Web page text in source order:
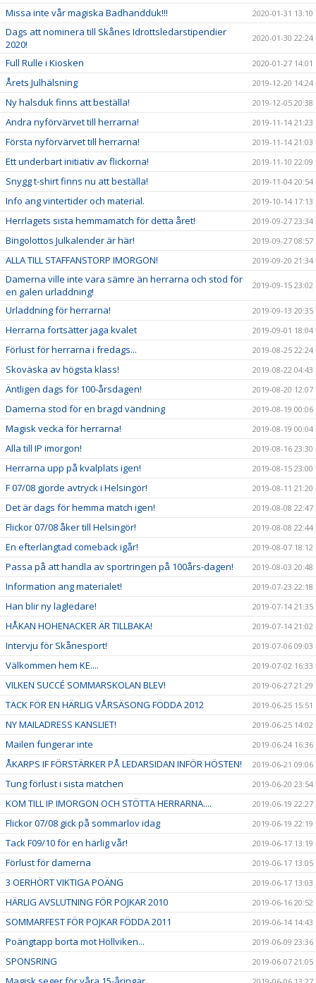
Missa inte vår magiska Badhandduk!!! 2020-01-31 13:10
Dags att nominera till Skånes Idrottsledarstipendier
2020!
2020-01-30 22:24
Full Rulle i Kiosken 2020-01-27 14:01
Årets Julhälsning 2019-12-20 14:24
Ny halsduk finns att beställa! 2019-12-05 20:38
Andra nyförvärvet till herrarna! 2019-11-14 21:23
Första nyförvärvet till herrarna! 2019-11-14 21:03
Ett underbart initiativ av flickorna! 2019-11-10 22:09
Snygg t-shirt finns nu att beställa! 2019-11-04 20:54
Info ang vintertider och material. 2019-10-14 17:13
Herrlagets sista hemmamatch för detta året! 2019-09-27 23:34
Bingolottos Julkalender är här! 2019-09-27 08:57
ALLA TILL STAFFANSTORP IMORGON! 2019-09-20 21:34
Damerna ville inte vara sämre än herrarna och stod för
en galen urladdning!
2019-09-15 23:02
Urladdning för herrarna! 2019-09-13 20:35
Herrarna fortsätter jaga kvalet 2019-09-01 18:04
Förlust för herrarna i fredags... 2019-08-25 22:24
Skoväska av högsta klass! 2019-08-22 04:43
Äntligen dags för 100-årsdagen! 2019-08-20 12:07
Damerna stod för en bragd vändning 2019-08-19 00:06
Magisk vecka för herrarna! 2019-08-19 00:04
Alla till IP imorgon! 2019-08-16 23:30
Herrarna upp på kvalplats igen! 2019-08-15 23:00
F 07/08 gjorde avtryck i Helsingör! 2019-08-11 21:20
Det är dags för hemma match igen! 2019-08-08 22:47
Flickor 07/08 åker till Helsingör! 2019-08-08 22:44
En efterlängtad comeback igår! 2019-08-07 18:12
Passa på att handla av sportringen på 100års-dagen! 2019-08-03 20:48
Information ang materialet! 2019-07-23 22:18
Han blir ny lagledare! 2019-07-14 21:35
HÅKAN HOHENACKER ÄR TILLBAKA! 2019-07-14 21:02
Intervju för Skånesport! 2019-07-06 09:03
Välkommen hem KE.... 2019-07-02 16:33
VILKEN SUCCÉ SOMMARSKOLAN BLEV! 2019-06-27 21:29
TACK FÖR EN HÄRLIG VÅRSÄSONG FÖDDA 2012 2019-06-25 15:51
NY MAILADRESS KANSLIET! 2019-06-25 14:02
Mailen fungerar inte 2019-06-24 16:36
ÅKARPS IF FÖRSTÄRKER PÅ LEDARSIDAN INFÖR HÖSTEN! 2019-06-21 09:06
Tung förlust i sista matchen 2019-06-20 23:54
KOM TILL IP IMORGON OCH STÖTTA HERRARNA.... 2019-06-19 22:27
Flickor 07/08 gick på sommarlov idag 2019-06-19 22:19
Tack F09/10 för en härlig vår! 2019-06-17 13:19
Förlust för damerna 2019-06-17 13:05
3 OERHÖRT VIKTIGA POÄNG 2019-06-17 13:03
HÄRLIG AVSLUTNING FÖR POJKAR 2010 2019-06-16 20:52
SOMMARFEST FÖR POJKAR FÖDDA 2011 2019-06-14 14:43
Poängtapp borta mot Höllviken... 2019-06-09 23:36
SPONSRING 2019-06-07 21:05